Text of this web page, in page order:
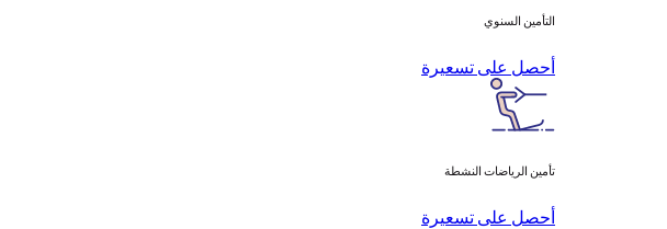
التأمين السنوي
أحصل على تسعيرة
تأمين الرياضات النشطة
أحصل على تسعيرة